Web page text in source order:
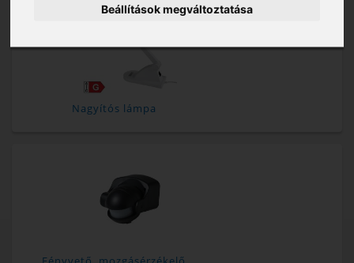
Beállítások megváltoztatása
Nagyítós lámpa